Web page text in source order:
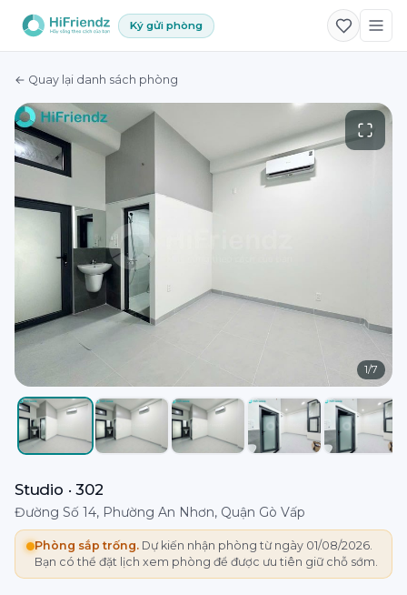
Ký gửi phòng
← Quay lại danh sách phòng
1/7
Studio · 302
Đường Số 14, Phường An Nhơn, Quận Gò Vấp
Phòng sắp trống. Dự kiến nhận phòng từ ngày 01/08/2026.
Bạn có thể đặt lịch xem phòng để được ưu tiên giữ chỗ sớm.